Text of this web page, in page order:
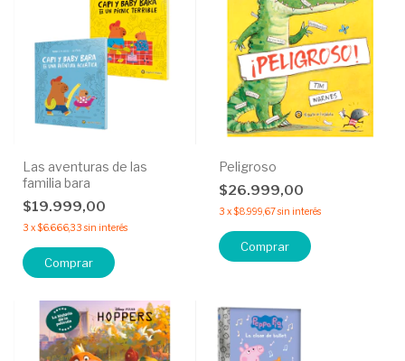
Las aventuras de las
familia bara
$19.999,00
3 x$6.666,33 sin interés
Comprar
Peligroso
$26.999,00
3 x$8.999,67sin interés